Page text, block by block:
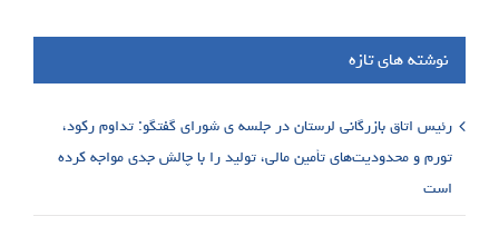
نوشته های تازه
رئیس اتاق بازرگانی لرستان در جلسه ی شورای گفتگو: تداوم رکود،
تورم و محدودیت‌های تأمین مالی، تولید را با چالش جدی مواجه کرده
است